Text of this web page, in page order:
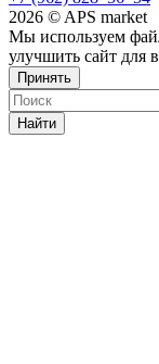
2026 © APS market
Мы используем
улучшить сайт для
Принять
Найти